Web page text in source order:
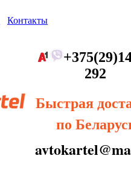
Контакты
292
Быстрая
по